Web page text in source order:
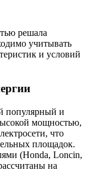
решала
учитывать
и условий
популярный и
мощностью,
что
площадок.
(Honda, Loncin,
на